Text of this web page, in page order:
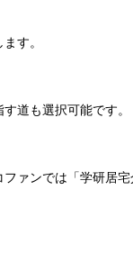
す。
道も選択可能です。
ァンでは「学研居宅